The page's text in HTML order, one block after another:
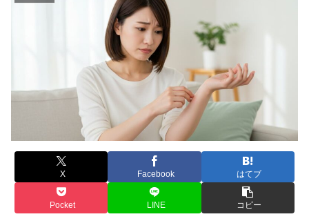
X Facebook はてブ
Pocket LINE コピー